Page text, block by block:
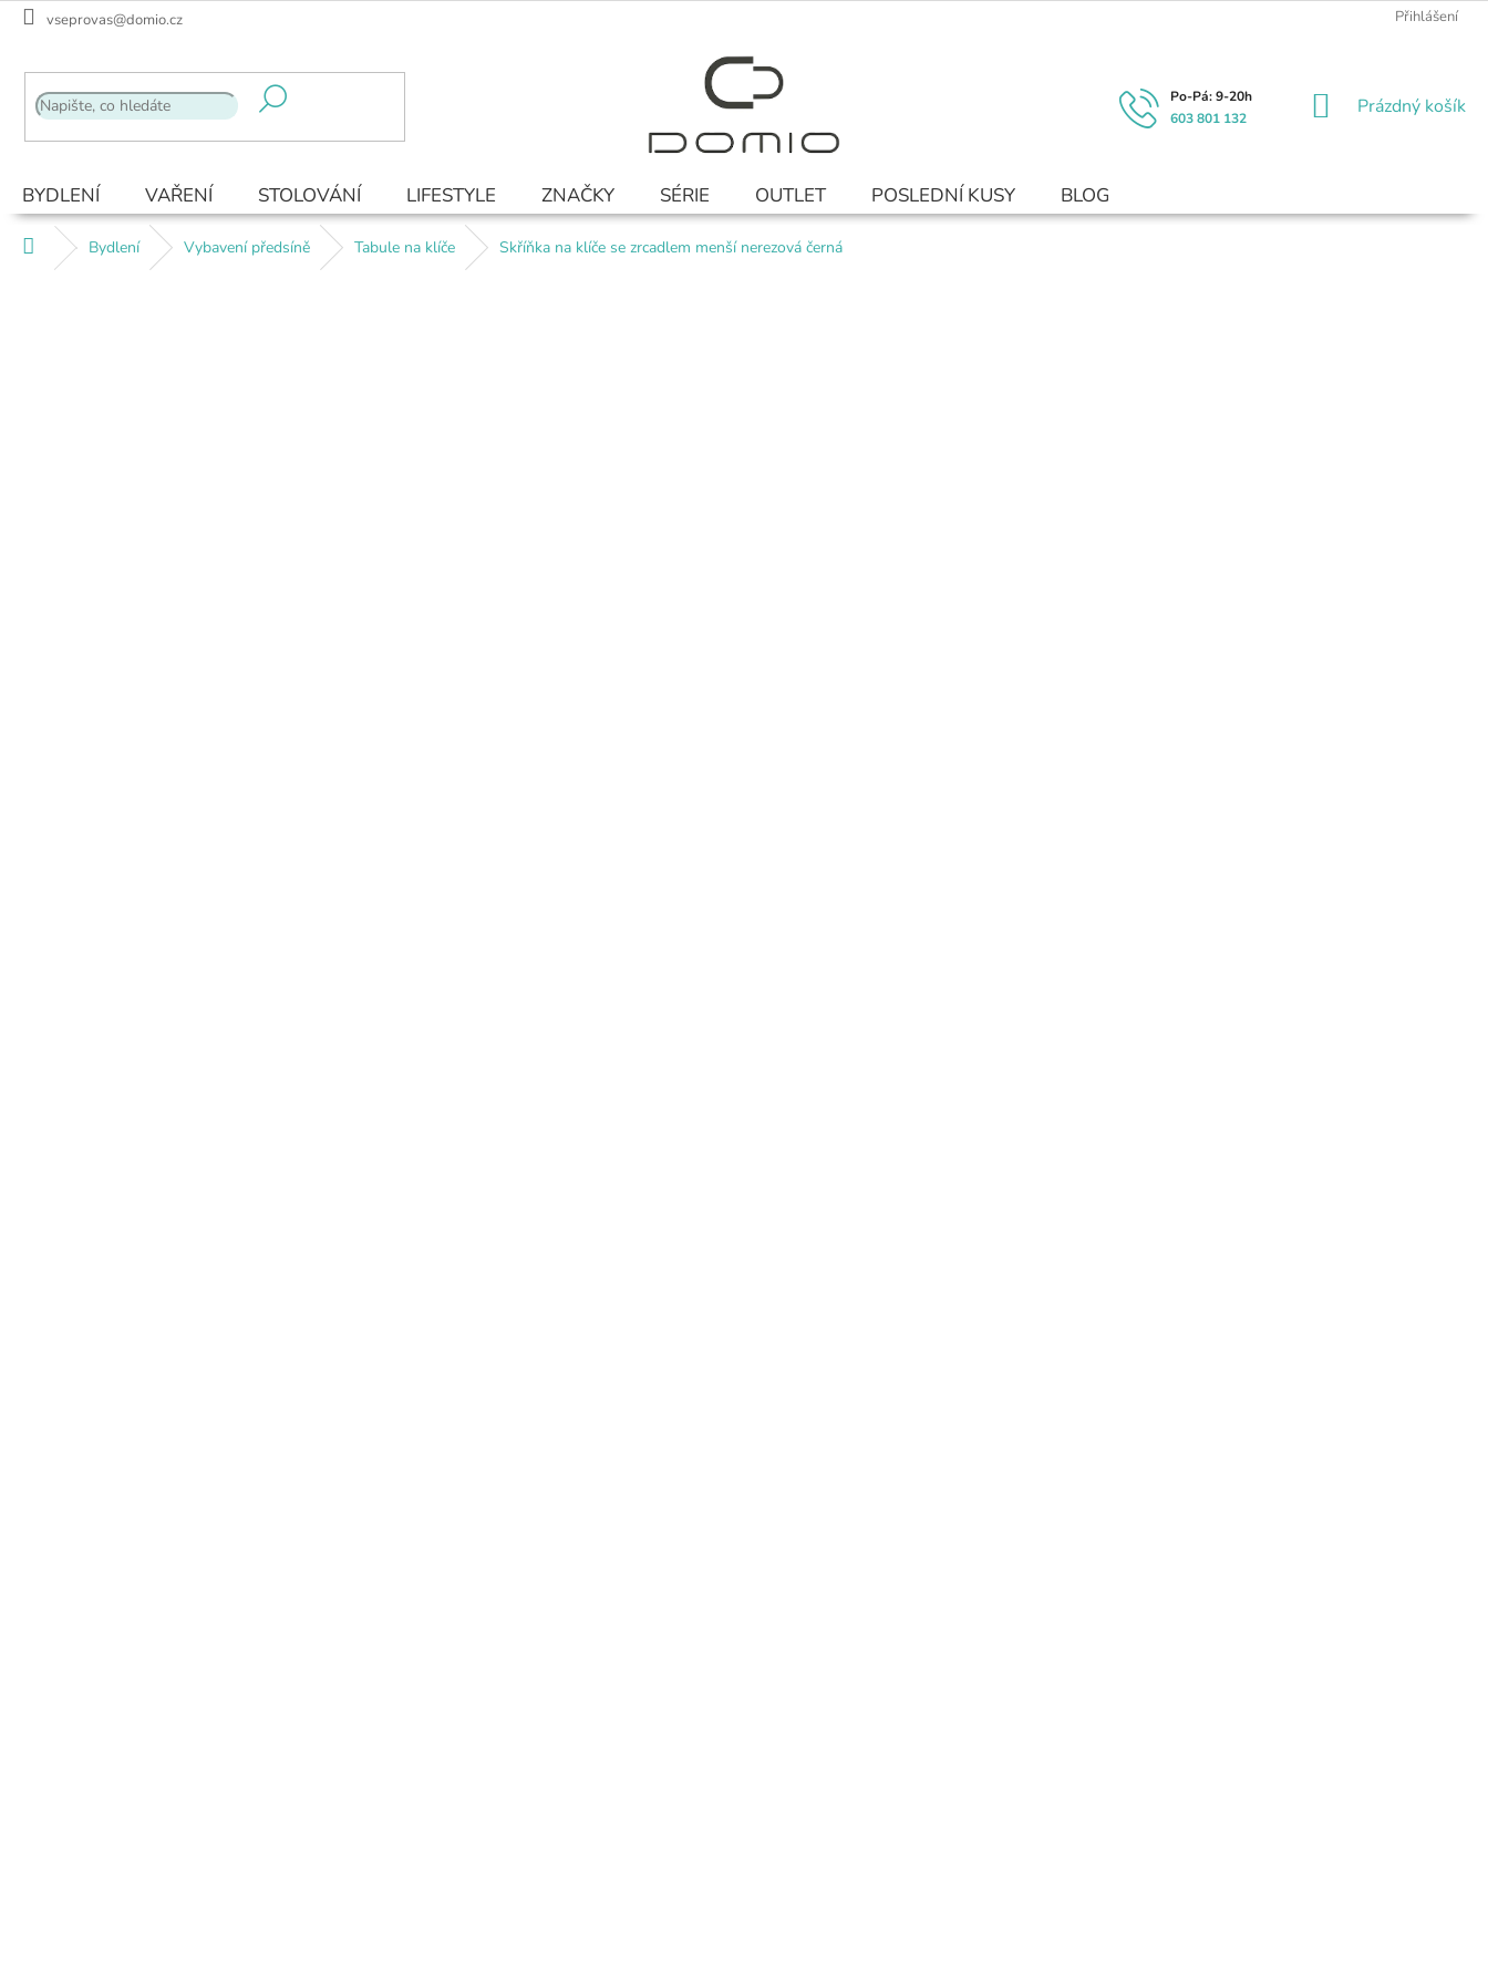
Přejít
vseprovas@domio.cz Přihlášení
603 801 132
NÁKUPNÍ
Prázdný košík
BYDLENÍ VAŘENÍ STOLOVÁNÍ LIFESTYLE ZNAČKY SÉRIE OUTLET POSLEDNÍ KUSY BLOG
Domů Bydlení Vybavení předsíně Tabule na klíče Skříňka na klíče se zrcadlem menší nerezová černá